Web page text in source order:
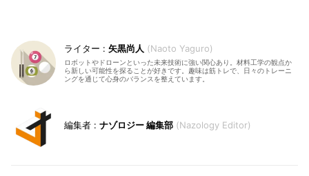
矢黒尚人 Naoto Yaguro
ロボットやドローンといった未来技術に強い関心あり。材料工学の観点か
ら新しい可能性を探ることが好きです。趣味は筋トレで、日々のトレーニ
ングを通じて心身のバランスを整えています。
ナゾロジー 編集部 Nazology Editor